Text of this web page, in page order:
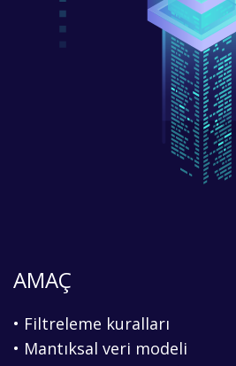
AMAÇ
• Filtreleme kuralları
• Mantıksal veri modeli